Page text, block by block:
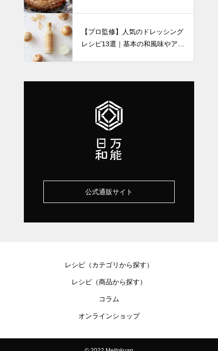
【プロ監修】人気のドレッシング
レシピ13選｜基本の和風味やアレ
公式通販サイト
レシピ（カテゴリから探す）
レシピ（商品から探す）
コラム
オンラインショップ